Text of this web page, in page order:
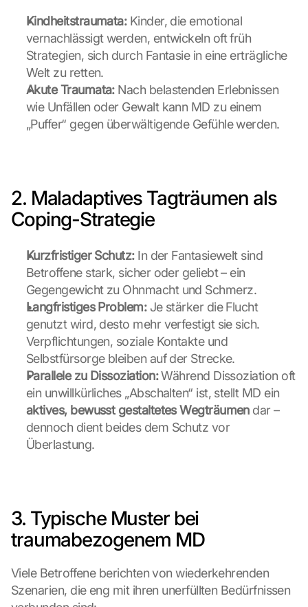
Kindheitstraumata: Kinder, die emotional
vernachlässigt werden, entwickeln oft früh
Strategien, sich durch Fantasie in eine erträgliche
Welt zu retten.
Akute Traumata: Nach belastenden Erlebnissen
wie Unfällen oder Gewalt kann MD zu einem
„Puffer“ gegen überwältigende Gefühle werden.
2. Maladaptives Tagträumen als
Coping-Strategie
Kurzfristiger Schutz: In der Fantasiewelt sind
Betroffene stark, sicher oder geliebt – ein
Gegengewicht zu Ohnmacht und Schmerz.
Langfristiges Problem: Je stärker die Flucht
genutzt wird, desto mehr verfestigt sie sich.
Verpflichtungen, soziale Kontakte und
Selbstfürsorge bleiben auf der Strecke.
Parallele zu Dissoziation: Während Dissoziation oft
aktives, bewusst gestaltetes Wegträumen dar –
dennoch dient beides dem Schutz vor
Überlastung.
3. Typische Muster bei
traumabezogenem MD
Viele Betroffene berichten von wiederkehrenden
Szenarien, die eng mit ihren unerfüllten Bedürfnissen